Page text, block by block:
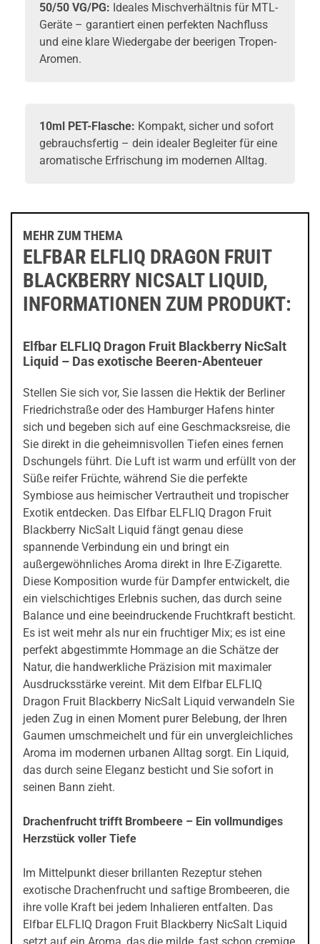
50/50 VG/PG: Ideales Mischverhältnis für MTL-
Geräte – garantiert einen perfekten Nachfluss
und eine klare Wiedergabe der beerigen Tropen-
Aromen.
10ml PET-Flasche: Kompakt, sicher und sofort
gebrauchsfertig – dein idealer Begleiter für eine
aromatische Erfrischung im modernen Alltag.
MEHR ZUM THEMA
ELFBAR ELFLIQ DRAGON FRUIT
BLACKBERRY NICSALT LIQUID,
INFORMATIONEN ZUM PRODUKT:
Elfbar ELFLIQ Dragon Fruit Blackberry NicSalt
Liquid – Das exotische Beeren-Abenteuer
Stellen Sie sich vor, Sie lassen die Hektik der Berliner
Friedrichstraße oder des Hamburger Hafens hinter
sich und begeben sich auf eine Geschmacksreise, die
Sie direkt in die geheimnisvollen Tiefen eines fernen
Dschungels führt. Die Luft ist warm und erfüllt von der
Süße reifer Früchte, während Sie die perfekte
Symbiose aus heimischer Vertrautheit und tropischer
Exotik entdecken. Das Elfbar ELFLIQ Dragon Fruit
Blackberry NicSalt Liquid fängt genau diese
spannende Verbindung ein und bringt ein
außergewöhnliches Aroma direkt in Ihre E-Zigarette.
Diese Komposition wurde für Dampfer entwickelt, die
ein vielschichtiges Erlebnis suchen, das durch seine
Balance und eine beeindruckende Fruchtkraft besticht.
Es ist weit mehr als nur ein fruchtiger Mix; es ist eine
perfekt abgestimmte Hommage an die Schätze der
Natur, die handwerkliche Präzision mit maximaler
Ausdrucksstärke vereint. Mit dem Elfbar ELFLIQ
Dragon Fruit Blackberry NicSalt Liquid verwandeln Sie
jeden Zug in einen Moment purer Belebung, der Ihren
Gaumen umschmeichelt und für ein unvergleichliches
Aroma im modernen urbanen Alltag sorgt. Ein Liquid,
das durch seine Eleganz besticht und Sie sofort in
seinen Bann zieht.
Drachenfrucht trifft Brombeere – Ein vollmundiges
Herzstück voller Tiefe
Im Mittelpunkt dieser brillanten Rezeptur stehen
exotische Drachenfrucht und saftige Brombeeren, die
ihre volle Kraft bei jedem Inhalieren entfalten. Das
Elfbar ELFLIQ Dragon Fruit Blackberry NicSalt Liquid